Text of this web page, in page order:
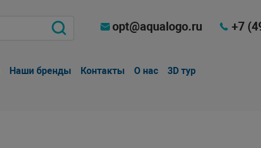
opt@aqualogo.ru +7
Наши бренды Контакты О нас 3D тур